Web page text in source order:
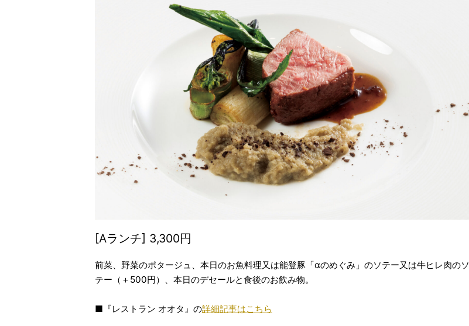
[Aランチ] 3,300円
前菜、野菜のポタージュ、本日のお魚料理又は能登豚「αのめぐみ」のソテー又は牛ヒレ肉のソ
テー（＋500円）、本日のデセールと食後のお飲み物。
■『レストラン オオタ』の詳細記事はこちら